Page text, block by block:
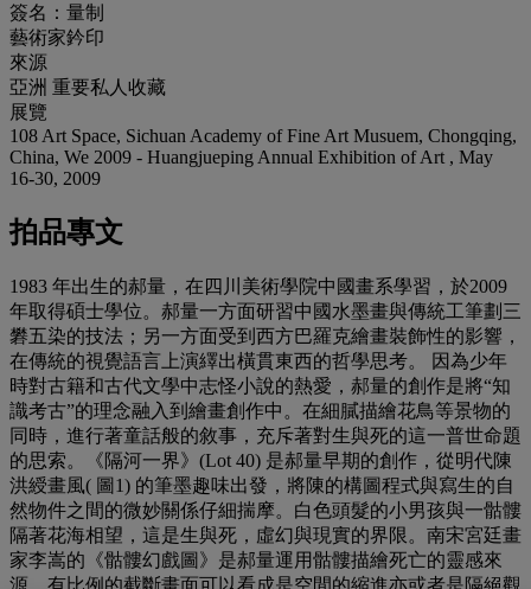
簽名：量制
藝術家鈐印
來源
亞洲 重要私人收藏
展覽
108 Art Space, Sichuan Academy of Fine Art Musuem, Chongqing,
China, We 2009 - Huangjueping Annual Exhibition of Art , May
16-30, 2009
拍品專文
1983 年出生的郝量，在四川美術學院中國畫系學習，於2009
年取得碩士學位。郝量一方面研習中國水墨畫與傳統工筆劃三
礬五染的技法；另一方面受到西方巴羅克繪畫裝飾性的影響，
在傳統的視覺語言上演繹出橫貫東西的哲學思考。 因為少年
時對古籍和古代文學中志怪小說的熱愛，郝量的創作是將“知
識考古”的理念融入到繪畫創作中。在細膩描繪花鳥等景物的
同時，進行著童話般的敘事，充斥著對生與死的這一普世命題
的思索。《隔河一界》(Lot 40) 是郝量早期的創作，從明代陳
洪綬畫風( 圖1) 的筆墨趣味出發，將陳的構圖程式與寫生的自
然物件之間的微妙關係仔細揣摩。白色頭髮的小男孩與一骷髏
隔著花海相望，這是生與死，虛幻與現實的界限。南宋宮廷畫
家李嵩的《骷髏幻戲圖》是郝量運用骷髏描繪死亡的靈感來
源。有比例的截斷畫面可以看成是空間的縮進亦或者是隔絕觀